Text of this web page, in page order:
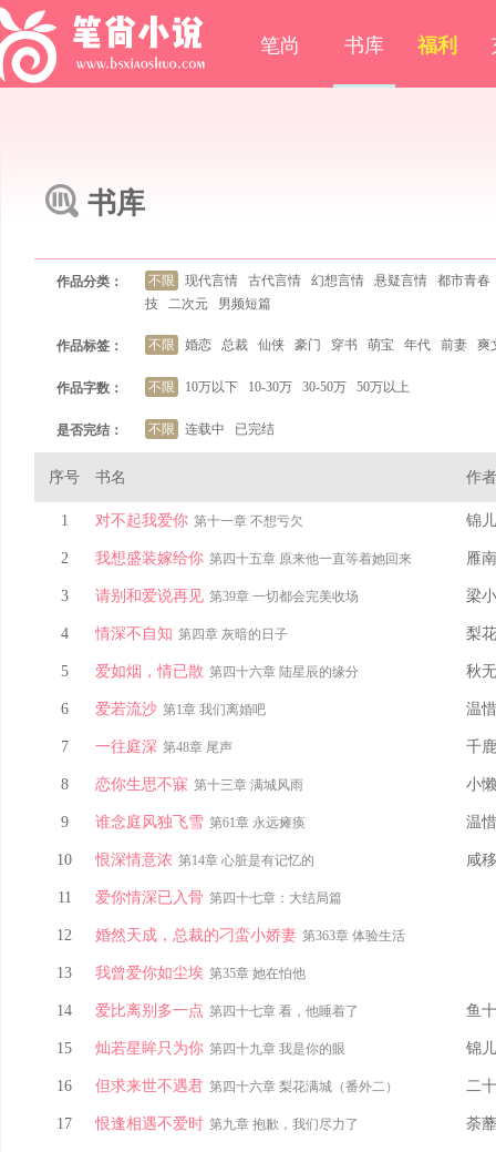
笔尚 书库 福利
书库
作品分类： 不限 现代言情 古代言情 幻想言情 悬疑言情
都市青春
技
二次元 男频短篇
作品标签： 不限 婚恋 总裁 仙侠 豪门 穿书 萌宝 年代 前妻 爽
作品字数： 不限 10万以下 10-30万 30-50万 50万以上
是否完结： 不限 连载中 已完结
序号 书名 作者
1 对不起我爱你 第十一章 不想亏欠 锦儿
2 我想盛装嫁给你 第四十五章 原来他一直等着她回来 雁
3 请别和爱说再见 第39章 一切都会完美收场 梁
4 情深不自知 第四章 灰暗的日子 梨
5 爱如烟，情已散 第四十六章 陆星辰的缘分 秋
6 爱若流沙 第1章 我们离婚吧 温
7 一往庭深 第48章 尾声 千鹿
8 恋你生思不寐 第十三章 满城风雨 小懒
9 谁念庭风独飞雪 第61章 永远瘫痪 温
10 恨深情意浓 第14章 心脏是有记忆的 咸
11 爱你情深已入骨 第四十七章：大结局篇
12 婚然天成，总裁的刁蛮小娇妻 第363章 体验生活
13 我曾爱你如尘埃 第35章 她在怕他
14 爱比离别多一点 第四十七章 看，他睡着了 鱼
15 灿若星眸只为你 第四十九章 我是你的眼 锦儿
16 但求来世不遇君 第四十六章 梨花满城（番外二） 二
17 恨逢相遇不爱时 第九章 抱歉，我们尽力了 荼蘼